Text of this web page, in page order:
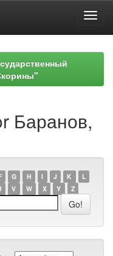
Баранов,
G H I J K
L
V W X Y Z